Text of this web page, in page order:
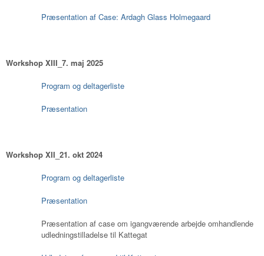
Præsentation af Case: Ardagh Glass Holmegaard
Workshop XIII_7. maj 2025
Program og deltagerliste
Præsentation
Workshop XII_21. okt 2024
Program og deltagerliste
Præsentation
Præsentation af case om igangværende arbejde omhandlende
udledningstilladelse til Kattegat